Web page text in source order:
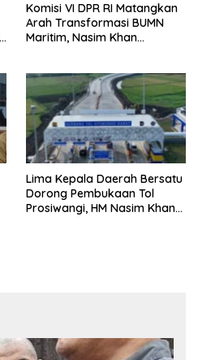
Komisi VI DPR RI Matangkan
Arah Transformasi BUMN
Maritim, Nasim Khan
Lima Kepala Daerah Bersatu
Dorong Pembukaan Tol
Prosiwangi, HM Nasim Khan